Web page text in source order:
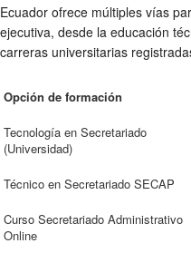
Ecuador ofrece múltiples vías
ejecutiva, desde la educación
carreras universitarias
Opción de formación
Tecnología en Secretariado
(Universidad)
Técnico en Secretariado SECAP
Curso Secretariado Administrativo
Online